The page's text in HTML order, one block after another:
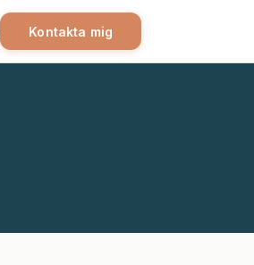
Kontakta mig